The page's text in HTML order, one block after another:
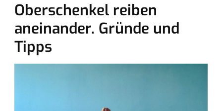
Oberschenkel reiben
aneinander. Gründe und
Tipps